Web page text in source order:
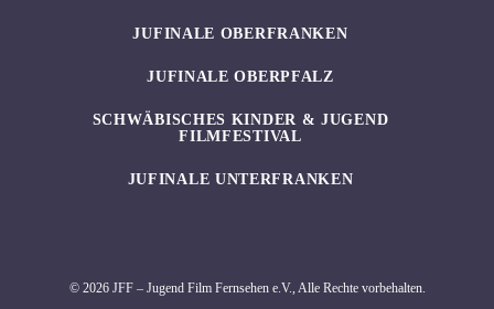
JUFINALE OBERFRANKEN
JUFINALE OBERPFALZ
SCHWÄBISCHES KINDER & JUGEND
FILMFESTIVAL
JUFINALE UNTERFRANKEN
© 2026 JFF – Jugend Film Fernsehen e.V., Alle Rechte vorbehalten.